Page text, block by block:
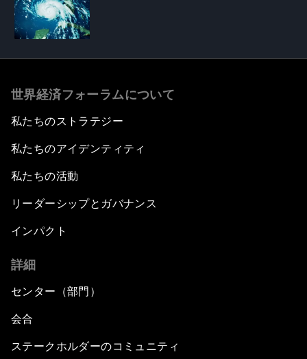
世界経済フォーラムについて
私たちのストラテジー
私たちのアイデンティティ
私たちの活動
リーダーシップとガバナンス
インパクト
詳細
センター（部門）
会合
ステークホルダーのコミュニティ